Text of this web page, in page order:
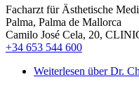
Facharzt für Ästhetische
Palma, Palma de Mallorca
Camilo José Cela, 20,
+34 653 544 600
Weiterlesen über Dr.